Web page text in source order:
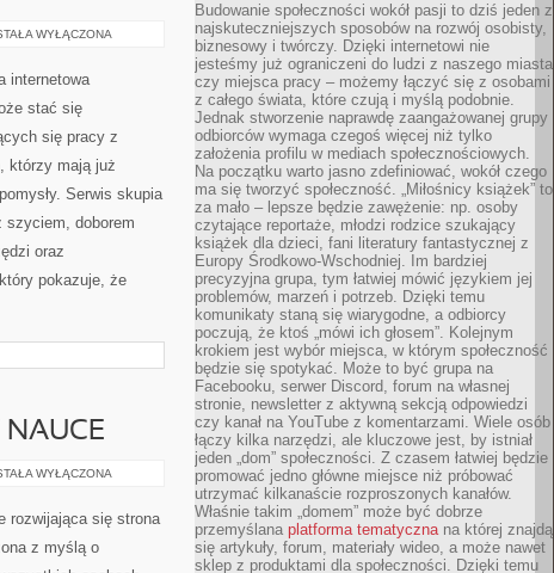
WYŁĄCZONA
internetowa
stać się
się pracy z
którzy mają już
Serwis skupia
szyciem, doborem
oraz
pokazuje, że
NAUCE
WYŁĄCZONA
rozwijająca się strona
z myślą o
Budowanie społeczności wokół pasji to dziś jeden z
najskuteczniejszych sposobów na rozwój osobisty,
biznesowy i twórczy. Dzięki internetowi nie
jesteśmy już ograniczeni do ludzi z naszego miasta
czy miejsca pracy – możemy łączyć się z osobami
z całego świata, które czują i myślą podobnie.
Jednak stworzenie naprawdę zaangażowanej grupy
odbiorców wymaga czegoś więcej niż tylko
założenia profilu w mediach społecznościowych.
Na początku warto jasno zdefiniować, wokół czego
ma się tworzyć społeczność. „Miłośnicy książek” to
za mało – lepsze będzie zawężenie: np. osoby
czytające reportaże, młodzi rodzice szukający
książek dla dzieci, fani literatury fantastycznej z
Europy Środkowo-Wschodniej. Im bardziej
precyzyjna grupa, tym łatwiej mówić językiem jej
problemów, marzeń i potrzeb. Dzięki temu
komunikaty staną się wiarygodne, a odbiorcy
poczują, że ktoś „mówi ich głosem”. Kolejnym
krokiem jest wybór miejsca, w którym społeczność
będzie się spotykać. Może to być grupa na
Facebooku, serwer Discord, forum na własnej
stronie, newsletter z aktywną sekcją odpowiedzi
czy kanał na YouTube z komentarzami. Wiele osób
łączy kilka narzędzi, ale kluczowe jest, by istniał
jeden „dom” społeczności. Z czasem łatwiej będzie
promować jedno główne miejsce niż próbować
utrzymać kilkanaście rozproszonych kanałów.
Właśnie takim „domem” może być dobrze
przemyślana platforma tematycznana której znajdą
się artykuły, forum, materiały wideo, a może nawet
sklep z produktami dla społeczności. Dzięki temu